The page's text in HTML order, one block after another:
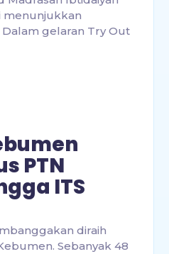
menunjukkan
gelaran Try Out
PTN
ITS
diraih
Sebanyak 48